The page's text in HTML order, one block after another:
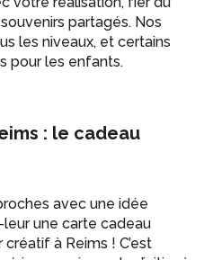
partagés. Nos
les niveaux, et certains
pour les enfants.
: le cadeau
avec une idée
une carte cadeau
à Reims ! C’est